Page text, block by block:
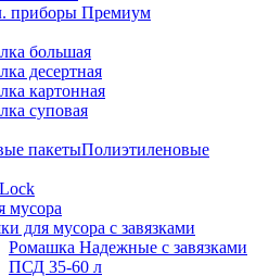
приборы Премиум
большая
десертная
картонная
суповая
Полиэтиленовые
мусора
для мусора с завязками
Ромашка Надежные с завязками
ПСД 35-60 л